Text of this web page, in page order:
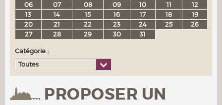
PROPOSER UN
06
07 08 09 10 11
12
13
14 15 16 17 18
19
20
21 22 23 24 25
26
27
28 29 30 31
Catégorie :
Toutes